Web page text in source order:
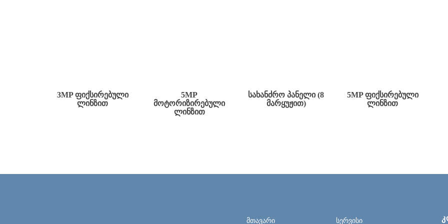
3MP ᲤᲘᲥᲡᲘᲠᲔᲑᲣᲚᲘ
ᲚᲘᲜᲖᲘᲗ
5MP
ᲛᲝᲢᲝᲠᲘᲖᲘᲠᲔᲑᲣᲚᲘ
ᲚᲘᲜᲖᲘᲗ
ᲡᲐᲮᲐᲜᲫᲠᲝ ᲞᲐᲜᲔᲚᲘ (8
ᲛᲐᲠᲧᲣᲟᲘᲗ)
5MP ᲤᲘᲥᲡᲘᲠᲔᲑᲣᲚᲘ
ᲚᲘᲜᲖᲘᲗ
მთავარი სერვისი